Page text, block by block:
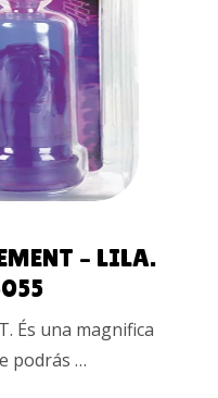
– LILA.
És una magnifica
podrás …